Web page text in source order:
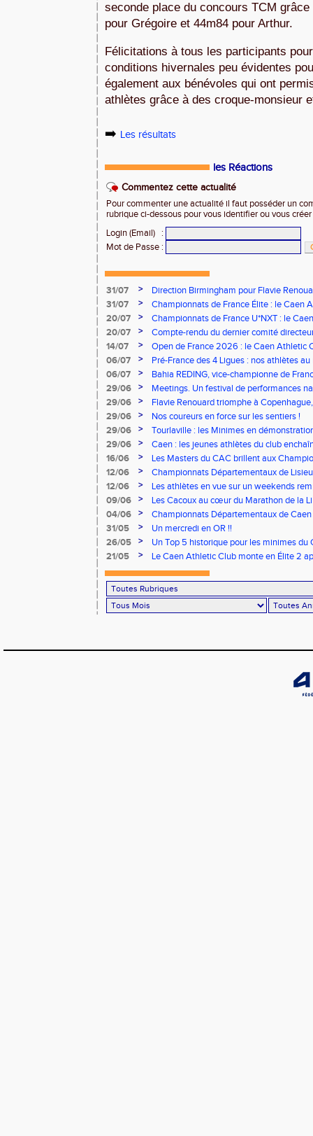
seconde place du concours TCM
pour Grégoire et 44m84 pour Arthur.
Félicitations à tous les participants
conditions hivernales peu évidentes
également aux bénévoles qui ont
athlètes grâce à des croque-monsieur
➡️ Les résultats
les Réactions
Commentez cette actualité
Pour commenter une actualité il faut posséder un
rubrique ci-dessous pour vous identifier ou vous
Login (Email)
:
Mot de Passe :
31/07 >
Direction Birmingham pour Flavie
31/07
>
Championnats de France Élite : le Caen
vous à Albi !
20/07 >
Championnats de France U*NXT : le
Stade Charléty !
20/07 >
Compte-rendu du dernier comité
14/07
>
Open de France 2026 : le Caen Athletic
06/07
>
Pré-France des 4 Ligues : nos athlètes
06/07
>
Bahia REDING, vice-championne de
29/06
>
Meetings. Un festival de performances
concours
29/06 >
Flavie Renouard triomphe à
brillent sur tous les fronts
29/06 >
Nos coureurs en force sur les sentiers !
29/06
>
Tourlaville : les Minimes en
29/06
>
Caen : les jeunes athlètes du club
16/06
>
Les Masters du CAC brillent aux
12/06
>
Championnats Départementaux de
remarquables pour nos jeunes athlètes
12/06 >
Les athlètes en vue sur un weekends
09/06
>
Les Cacoux au cœur du Marathon de la
04/06
>
Championnats Départementaux de
rendez-vous
31/05 >
Un mercredi en OR !!
26/05
>
Un Top 5 historique pour les minimes du
Finale Nationale Equip’Athlé !
21/05 >
Le Caen Athletic Club monte en Élite 2